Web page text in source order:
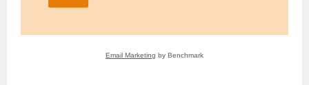
Email Marketing by Benchmark